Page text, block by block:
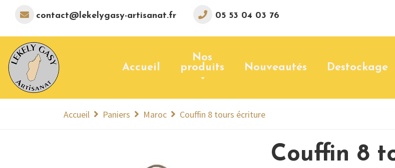
contact@lekelygasy-artisanat.fr 05 53 04 03 76
Accueil
Nos
produits
Nouveautés Destockage
Accueil Paniers Maroc Couffin 8 tours écriture
Couffin 8